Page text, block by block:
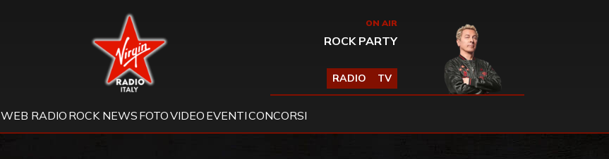
Virgin Radio ON AIR
ROCK PARTY
RADIO TV
WEB RADIO ROCK NEWS FOTOVIDEO EVENTICONCORSI